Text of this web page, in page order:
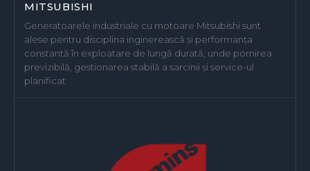
MITSUBISHI
Generatoarele industriale cu motoare Mitsubishi sunt
alese pentru disciplina inginerească și performanța
constantă în exploatare de lungă durată, unde pornirea
previzibilă, gestionarea stabilă a sarcinii și service-ul
planificat